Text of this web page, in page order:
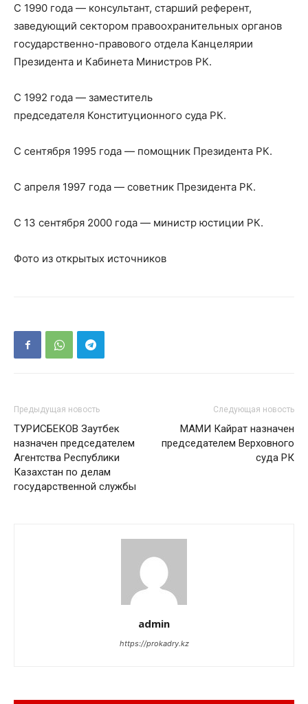
С 1990 года — консультант, старший референт,
заведующий сектором правоохранительных органов
государственно-правового отдела Канцелярии
Президента и Кабинета Министров РК.
С 1992 года — заместитель
председателя Конституционного суда РК.
С сентября 1995 года — помощник Президента РК.
С апреля 1997 года — советник Президента РК.
С 13 сентября 2000 года — министр юстиции РК.
Фото из открытых источников
Предыдущая новость
ТУРИСБЕКОВ Заутбек
назначен председателем
Агентства Республики
Казахстан по делам
государственной службы
Следующая новость
МАМИ Кайрат назначен
председателем Верховного
суда РК
admin
https://prokadry.kz